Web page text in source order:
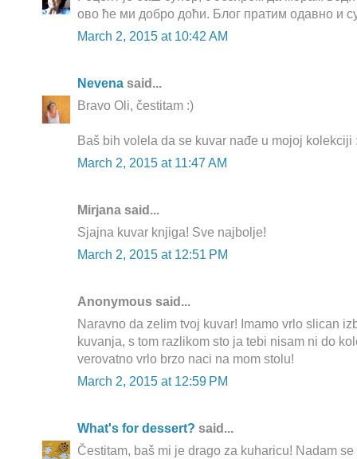
ово ће ми добро доћи. Блог пратим одавно и
March 2, 2015 at 10:42 AM
Nevena said...
Bravo Oli, čestitam :)
Baš bih volela da se kuvar nađe u mojoj kolekciji
March 2, 2015 at 11:47 AM
Mirjana said...
Sjajna kuvar knjiga! Sve najbolje!
March 2, 2015 at 12:51 PM
Anonymous said...
Naravno da zelim tvoj kuvar! Imamo vrlo slican
kuvanja, s tom razlikom sto ja tebi nisam ni do
verovatno vrlo brzo naci na mom stolu!
March 2, 2015 at 12:59 PM
What's for dessert? said...
Čestitam, baš mi je drago za kuharicu! Nadam